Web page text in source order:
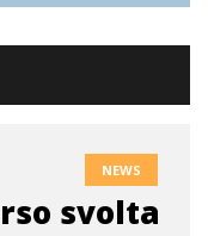
NEWS
svolta